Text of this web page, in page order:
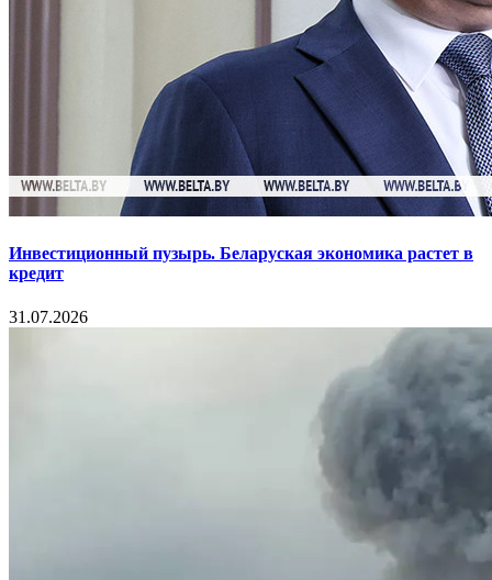
Инвестиционный пузырь. Беларуская экономика растет в
кредит
31.07.2026